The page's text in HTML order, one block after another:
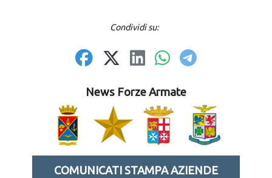
Condividi su:
News Forze Armate
COMUNICATI STAMPA AZIENDE